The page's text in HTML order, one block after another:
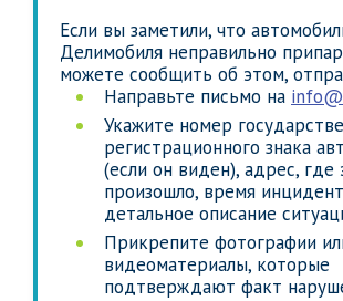
Если вы заметили, что
Делимобиля неправильно
можете сообщить об этом,
Направьте письмо на
Укажите номер
регистрационного знака
(если он виден), адрес, где
произошло, время
детальное описание
Прикрепите фотографии
видеоматериалы, которые
подтверждают факт